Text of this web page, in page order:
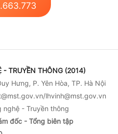
- TRUYỀN THÔNG (2014)
Hưng, P. Yên Hòa, TP. Hà Nội
lhvinh@mst.gov.vn
nghệ - Truyền thông
đốc - Tổng biên tập